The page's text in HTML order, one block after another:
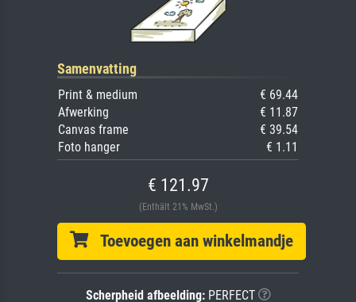
Samenvatting
Print & medium
€ 69.44
Afwerking
€ 11.87
Canvas frame
€ 39.54
Foto hanger
€ 1.11
€ 121.97
(Enthält 21% MwSt.)
Toevoegen aan winkelmandje
Scherpheid afbeelding:PERFECT